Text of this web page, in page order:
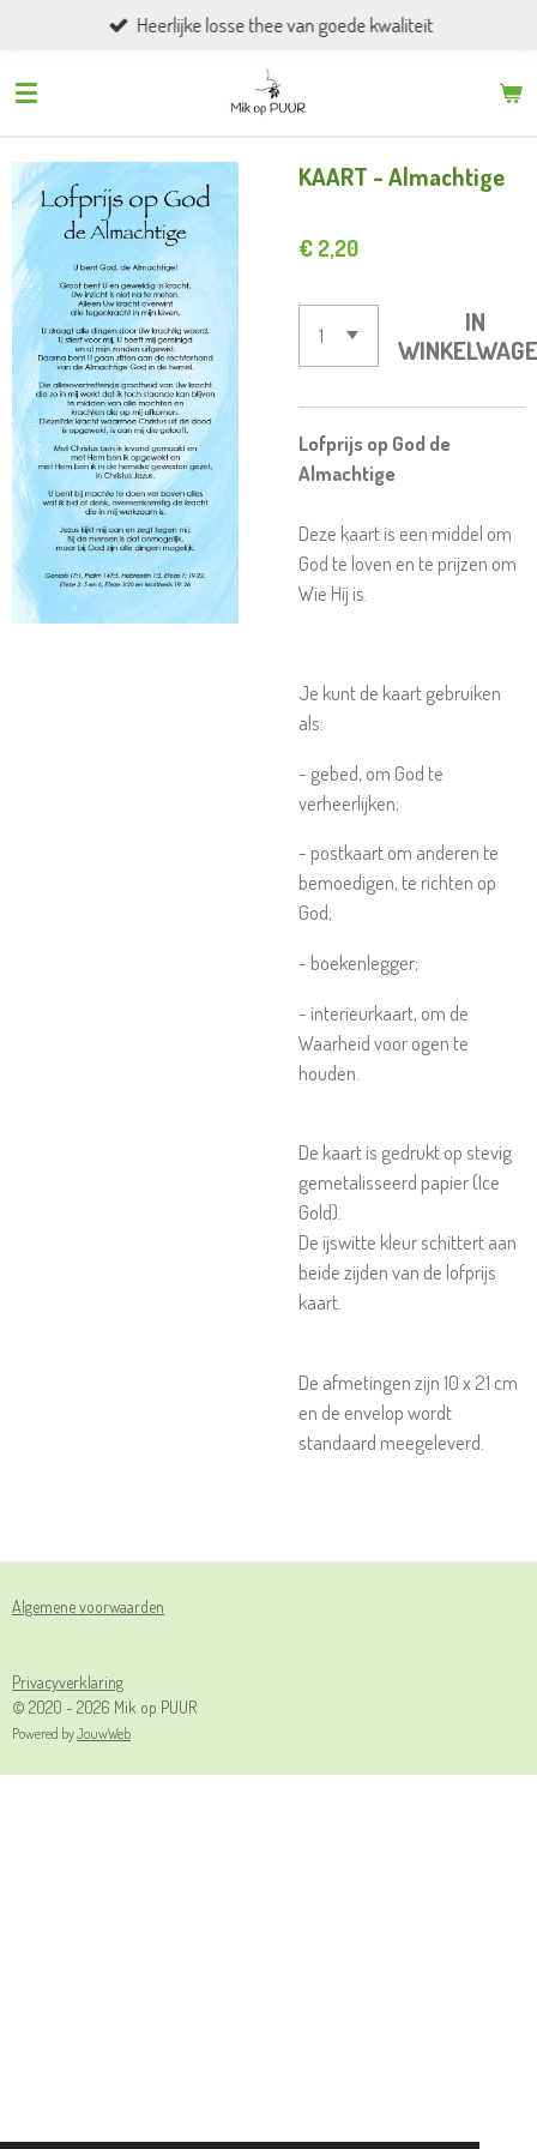
naar
Heerlijke losse thee van goede kwaliteit
KAART - Almachtige
€ 2,20
IN
Lofprijs op God de
Almachtige
Deze kaart is een middel om
God te loven en te prijzen om
Wie Hij is.
Je kunt de kaart gebruiken
als:
- gebed, om God te
verheerlijken;
- postkaart om anderen te
bemoedigen, te richten op
God;
- boekenlegger;
- interieurkaart, om de
Waarheid voor ogen te
houden.
De kaart is gedrukt op stevig
gemetalisseerd papier (Ice
Gold).
De ijswitte kleur schittert aan
beide zijden van de lofprijs
kaart.
De afmetingen zijn 10 x 21 cm
en de envelop wordt
standaard meegeleverd.
Algemene voorwaarden
Privacyverklaring
© 2020 - 2026 Mik op PUUR
Powered byJouwWeb